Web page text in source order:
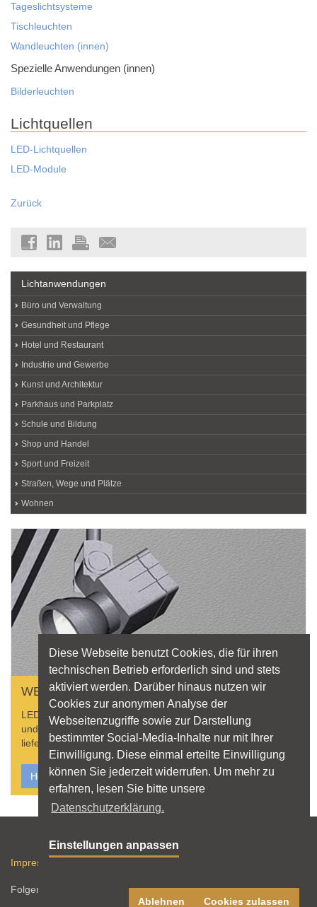
Tageslichtsysteme
Tischleuchten
Wandleuchten (innen)
Spezielle Anwendungen (innen)
Bilderleuchten
Lichtquellen
LED-Lichtquellen
LED-Module
Zurück
Lichtanwendungen
Büro und Verwaltung
Gesundheit und Pflege
Hotel und Restaurant
Industrie und Gewerbe
Kunst und Architektur
Parkhaus und Parkplatz
Schule und Bildung
Shop und Handel
Sport und Freizeit
Straßen, Wege und Plätze
Wohnen
WER LIEFERT WAS?
LED? Betriebsgeräte? Hier finden Sie Produkterklärungen
und Hersteller, die Leuchten, Lichtquellen und Zubehör
liefern.
Hersteller finden
Impressum
Folgen Sie licht.de:
Diese Webseite benutzt Cookies, die für ihren
technischen Betrieb erforderlich sind und stets
aktiviert werden. Darüber hinaus nutzen wir
Cookies zur anonymen Analyse der
Webseitenzugriffe sowie zur Darstellung
bestimmter Social-Media-Inhalte nur mit Ihrer
Einwilligung. Diese einmal erteilte Einwilligung
können Sie jederzeit widerrufen. Um mehr zu
erfahren, lesen Sie bitte unsere
Datenschutzerklärung.
Einstellungen anpassen
Cookies zulassen
Ablehnen